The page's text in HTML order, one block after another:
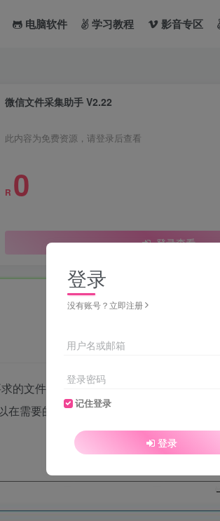
电脑软件 学习教程 影音专区
微信文件采集助手 V2.22
此内容为免费资源，请登录后查看
R 0
登录查看
的文件放在一个文档里面。
在需要的时候一下子把今天所有的你要的
登录
没有账号？立即注册
用户名或邮箱
登录密码
记住登录
登录